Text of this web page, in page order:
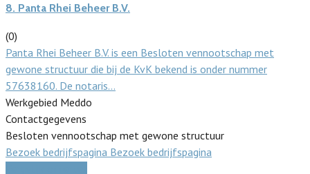
8. Panta Rhei Beheer B.V.
(0)
Panta Rhei Beheer B.V. is een Besloten vennootschap met
gewone structuur die bij de KvK bekend is onder nummer
57638160. De notaris…
Werkgebied Meddo
Contactgegevens
Besloten vennootschap met gewone structuur
Bezoek bedrijfspagina Bezoek bedrijfspagina